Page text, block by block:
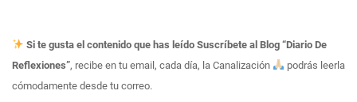
Si te gusta el contenido que has leído Suscríbete al Blog “Diario De
Reflexiones”, recibe en tu email, cada día, la Canalización
podrás leerla
cómodamente desde tu correo.